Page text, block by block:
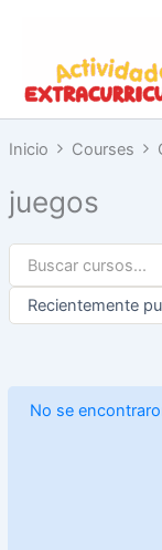
contenido
Inicio Courses
juegos
No se